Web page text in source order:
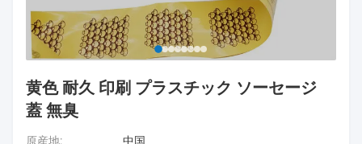
黄色 耐久 印刷 プラスチック ソーセージ
蓋 無臭
原産地:
中国